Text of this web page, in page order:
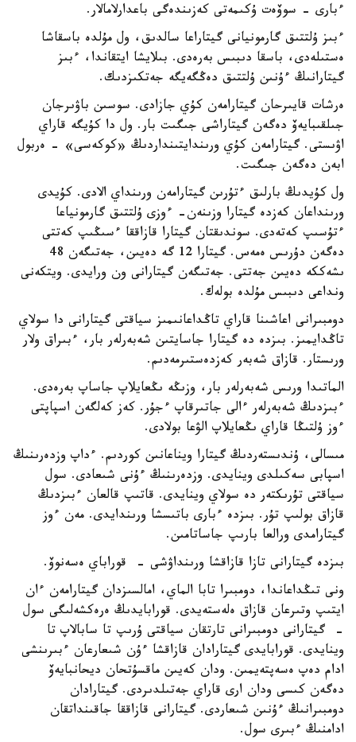
ءبارى - سوۆەت ۇكىمەتى كەزىندەگى باعدارلامالار.
ءبىز ۇلتتىق گارمونيانى گيتاراعا سالدىق، ول مۇلدە باسقاشا
ەستىلەدى، باسقا دىبىس بەرەدى. بىلايشا ايتقاندا، ءبىز
گيتارانىڭ ءۇنىن ۇلتتىق دەڭگەيگە جەتكىزدىك.
ەرشات قايىرحان گيتارامەن كۇي جازادى. سوسىن باۋىرجان
جىلقىبايەۆ دەگەن گيتاراشى جىگىت بار. ول دا كۇيگە قاراي
اۋىستى. گيتارامەن كۇي ورىندايتىنداردىڭ «كوكەسى» - ەربول
ابەن دەگەن جىگىت.
ول كۇيدىڭ بارلىق ءتۇرىن گيتارامەن ورىنداي الادى. كۇيدى
ورىنداعان كەزدە گيتارا وزىنەن- ءوزى ۇلتتىق گارمونياعا
ءتۇسىپ كەتەدى. سوندىقتان گيتارا قازاققا ءسىڭىپ كەتتى
دەگەن دۇرىس ەمەس. گيتارا 12 گە دەيىن، جەتىگەن 48
ىشەككە دەيىن جەتتى. جەتىگەن گيتارانى ون ورايدى. ويتكەنى
ونداعى دىبىس مۇلدە بولەك.
دومبىرانى اعاشىنا قاراي تاڭداعانىمىز سياقتى گيتارانى دا سولاي
تاڭدايمىز. بىزدە دە گيتارا جاسايتىن شەبەرلەر بار، ءبىراق ولار
ورىستار. قازاق شەبەر كەزدەستىرمەدىم.
الماتىدا ورىس شەبەرلەر بار، وزىڭە ىڭعايلاپ جاساپ بەرەدى.
ءبىزدىڭ شەبەرلەر ءالى جاتىرقاپ ءجۇر. كەز كەلگەن اسپاپتى
ءوز ۇلتىڭا قاراي ىڭعايلاپ الۋعا بولادى.
مىسالى، ۇندىستەردىڭ گيتارا ويناعانىن كوردىم. ءداپ وزدەرىنىڭ
اسپابى سەكىلدى وينايدى. وزدەرىنىڭ ءۇنى شىعادى. سول
سياقتى تۇرىكتەر دە سولاي وينايدى. قاتىپ قالعان ءبىزدىڭ
قازاق بولىپ تۇر. بىزدە ءبارى باتىسشا ورىندايدى. مەن ءوز
گيتارامدى ورالعا بارىپ جاساتامىن.
بىزدە گيتارانى تازا قازاقشا ورىنداۋشى - قوراباي ەسەنوۆ.
ونى تىڭداعاندا، دومبىرا تابا الماي، امالسىزدان گيتارامەن ءان
ايتىپ وتىرعان قازاق ەلەستەيدى. قورابايدىڭ ەرەكشەلىگى سول
- گيتارانى دومبىرانى تارتقان سياقتى ۇرىپ تا سابالاپ تا
وينايدى. قورابايدى گيتارادان قازاقشا ءۇن شىعارعان ءبىرىنشى
ادام دەپ ەسەپتەيمىن. ودان كەيىن ماقسۇتحان ديحانبايەۆ
دەگەن كىسى ودان ارى قاراي جەتىلدىردى. گيتارادان
دومبىرانىڭ ءۇنىن شىعاردى. گيتارانى قازاققا جاقىنداتقان
ادامنىڭ ءبىرى سول.